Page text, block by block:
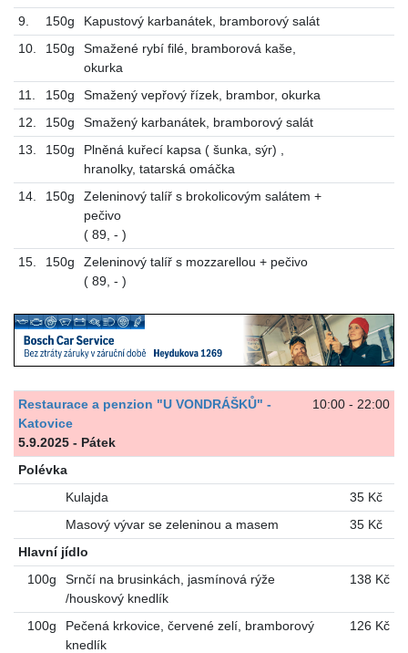
9.
150g
Kapustový karbanátek, bramborový salát
10.
150g
Smažené rybí filé, bramborová kaše,
okurka
11.
150g
Smažený vepřový řízek, brambor, okurka
12.
150g
Smažený karbanátek, bramborový salát
13.
150g
Plněná kuřecí kapsa ( šunka, sýr) ,
hranolky, tatarská omáčka
14.
150g
Zeleninový talíř s brokolicovým salátem +
pečivo
( 89, - )
15.
150g
Zeleninový talíř s mozzarellou + pečivo
( 89, - )
10:00 - 22:00
Restaurace a penzion "U VONDRÁŠKŮ" -
Katovice
5.9.2025 - Pátek
Polévka
Kulajda
35 Kč
Masový vývar se zeleninou a masem
35 Kč
Hlavní jídlo
100g
Srnčí na brusinkách, jasmínová rýže
/houskový knedlík
138 Kč
100g
Pečená krkovice, červené zelí, bramborový
knedlík
126 Kč